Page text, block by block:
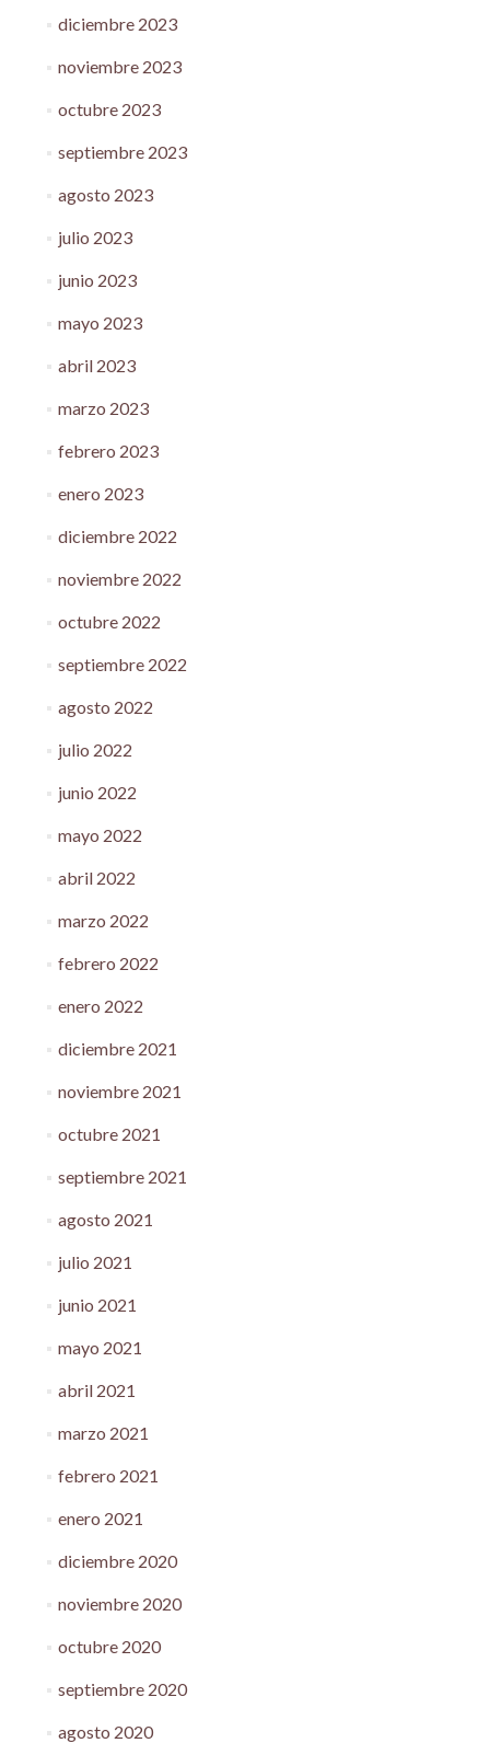
diciembre 2023
noviembre 2023
octubre 2023
septiembre 2023
agosto 2023
julio 2023
junio 2023
mayo 2023
abril 2023
marzo 2023
febrero 2023
enero 2023
diciembre 2022
noviembre 2022
octubre 2022
septiembre 2022
agosto 2022
julio 2022
junio 2022
mayo 2022
abril 2022
marzo 2022
febrero 2022
enero 2022
diciembre 2021
noviembre 2021
octubre 2021
septiembre 2021
agosto 2021
julio 2021
junio 2021
mayo 2021
abril 2021
marzo 2021
febrero 2021
enero 2021
diciembre 2020
noviembre 2020
octubre 2020
septiembre 2020
agosto 2020